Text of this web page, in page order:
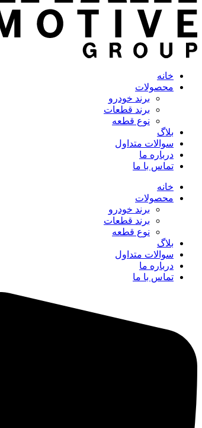
خانه
محصولات
برند خودرو
برند قطعات
نوع قطعه
بلاگ
سوالات متداول
درباره ما
تماس با ما
خانه
محصولات
برند خودرو
برند قطعات
نوع قطعه
بلاگ
سوالات متداول
درباره ما
تماس با ما